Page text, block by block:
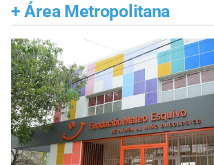
+ Área Metropolitana